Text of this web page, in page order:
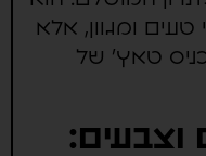
ומגוון, אלא
טאץ' של